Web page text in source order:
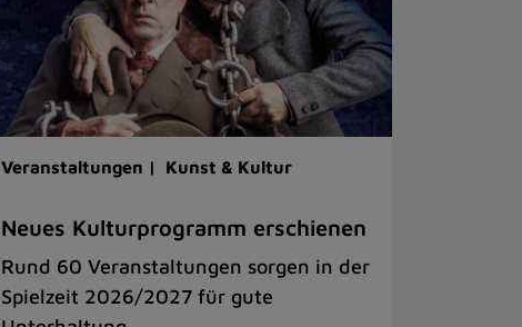
Veranstaltungen | Kunst & Kultur
Neues Kulturprogramm erschienen
Rund 60 Veranstaltungen sorgen in der
Spielzeit 2026/2027 für gute